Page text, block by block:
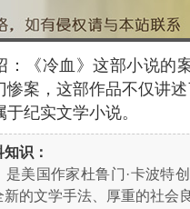
：《冷血》这部小说的
惨案，这部作品不仅讲
纪实文学小说。
识：
是美国作家杜鲁门·卡波特
的文学手法、厚重的社会